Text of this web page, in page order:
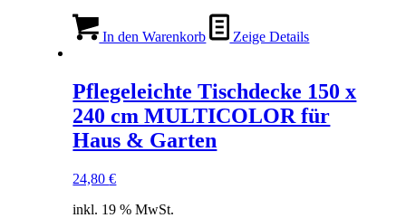
In den Warenkorb Zeige Details
Pflegeleichte Tischdecke 150 x
240 cm MULTICOLOR für
Haus & Garten
24,80€
inkl. 19 % MwSt.